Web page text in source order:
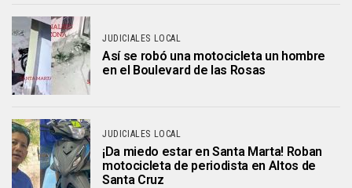
JUDICIALES LOCAL
Así se robó una motocicleta un hombre
en el Boulevard de las Rosas
JUDICIALES LOCAL
¡Da miedo estar en Santa Marta! Roban
motocicleta de periodista en Altos de
Santa Cruz